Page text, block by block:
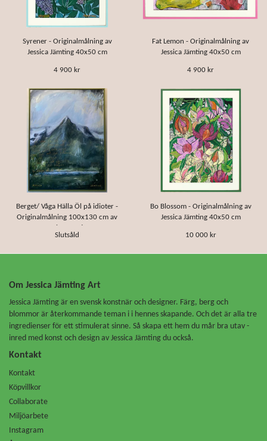
Syrener - Originalmålning av
Jessica Jämting 40x50 cm
4 900 kr
Fat Lemon - Originalmålning av
Jessica Jämting 40x50 cm
4 900 kr
Berget/ Våga Hälla Öl på idioter -
Originalmålning 100x130 cm av
Jessica Jämting
Slutsåld
Bo Blossom - Originalmålning av
Jessica Jämting 40x50 cm
10 000 kr
Om Jessica Jämting Art
Jessica Jämting är en svensk konstnär och designer. Färg, berg och
blommor är återkommande teman i i hennes skapande. Och det är alla tre
ingredienser för ett stimulerat sinne. Så skapa ett hem du mår bra utav -
inred med konst och design av Jessica Jämting du också.
Kontakt
Kontakt
Köpvillkor
Collaborate
Miljöarbete
Instagram